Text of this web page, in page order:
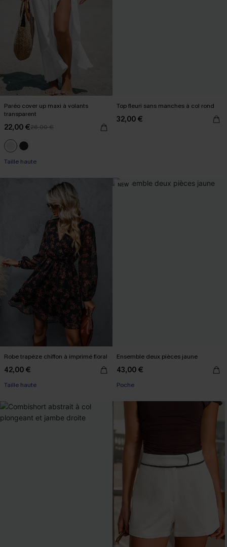
Paréo cover up maxi à volants
transparent
22,00 €26,00 €
Taille haute
Top fleuri sans manches à col rond
32,00 €
Robe trapèze chiffon à imprimé floral
42,00 €
Taille haute
NEW
Ensemble deux pièces jaune
43,00 €
Poche